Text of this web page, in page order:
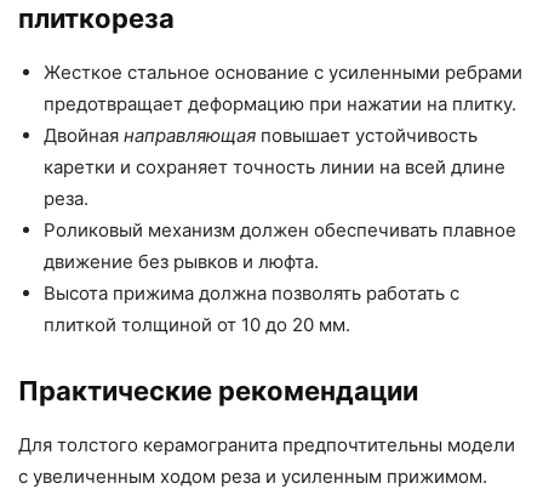
плиткореза
Жесткое стальное основание с усиленными ребрами
предотвращает деформацию при нажатии на плитку.
Двойная направляющая повышает устойчивость
каретки и сохраняет точность линии на всей длине
реза.
Роликовый механизм должен обеспечивать плавное
движение без рывков и люфта.
Высота прижима должна позволять работать с
плиткой толщиной от 10 до 20 мм.
Практические рекомендации
Для толстого керамогранита предпочтительны модели
с увеличенным ходом реза и усиленным прижимом.